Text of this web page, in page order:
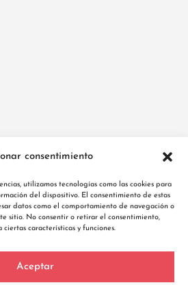
consentimiento
utilizamos tecnologías como las cookies para
del dispositivo. El consentimiento de estas
datos como el comportamiento de navegación o
sitio. No consentir o retirar el consentimiento,
características y funciones.
Aceptar
acceso a ofertas exclusivas y
de un
10% de descuento en tu